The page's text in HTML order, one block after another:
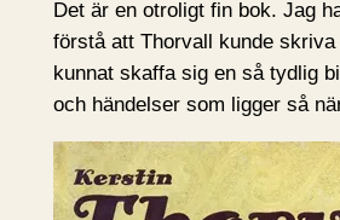
Det är en otroligt fin bok. Jag
förstå att Thorvall kunde skriva
kunnat skaffa sig en så tydlig
och händelser som ligger så